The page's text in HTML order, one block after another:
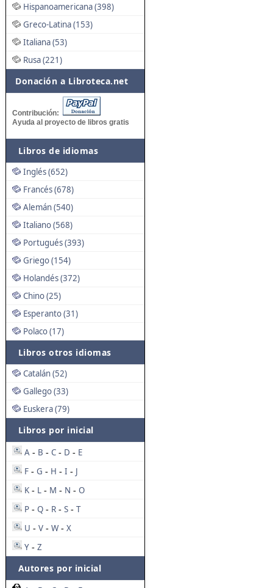
Hispanoamericana (398)
Greco-Latina (153)
Italiana (53)
Rusa (221)
Donación a Libroteca.net
Contribución:
Ayuda al proyecto de libros gratis
Libros de idiomas
Inglés (652)
Francés (678)
Alemán (540)
Italiano (568)
Portugués (393)
Griego (154)
Holandés (372)
Chino (25)
Esperanto (31)
Polaco (17)
Libros otros idiomas
Catalán (52)
Gallego (33)
Euskera (79)
Libros por inicial
A - B - C - D - E
F - G - H - I - J
K - L - M - N - O
P - Q - R - S - T
U - V - W - X
Y - Z
Autores por inicial